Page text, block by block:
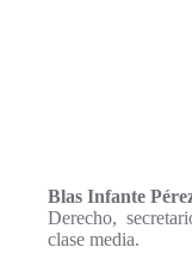
Blas Infante
Derecho,
clase media.